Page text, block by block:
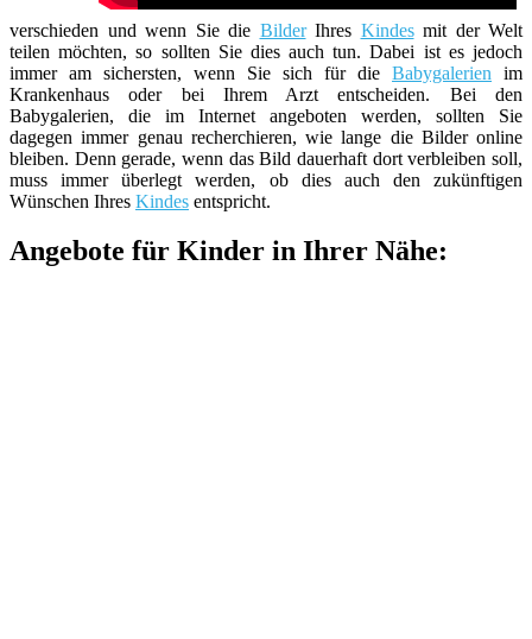
verschieden und wenn Sie die BilderIhres Kindesmit der Welt
teilen möchten, so sollten Sie dies auch tun. Dabei ist es jedoch
immer am sichersten, wenn Sie sich für die Babygalerien im
Krankenhaus oder bei Ihrem Arzt entscheiden. Bei den
Babygalerien, die im Internet angeboten werden, sollten Sie
dagegen immer genau recherchieren, wie lange die Bilder online
bleiben. Denn gerade, wenn das Bild dauerhaft dort verbleiben soll,
muss immer überlegt werden, ob dies auch den zukünftigen
Wünschen Ihres Kindes entspricht.
Angebote für Kinder in Ihrer Nähe: